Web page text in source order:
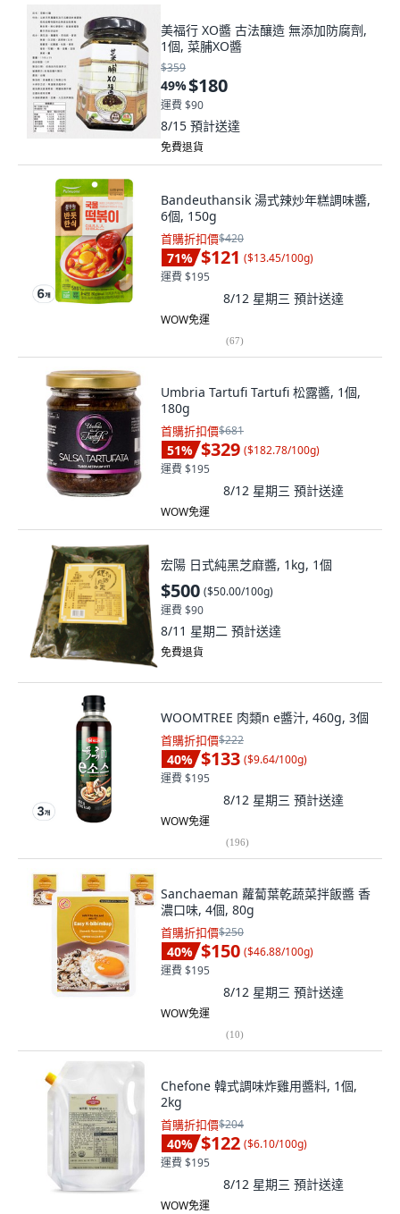
美福行 XO醬 古法釀造 無添加防腐劑,
1個, 菜脯XO醬
$359
49%$180
運費 $90
8/15 預計送達
免費退貨
Bandeuthansik 湯式辣炒年糕調味醬,
6個, 150g
首購折扣價$420
71% $121 ($13.45/100g)
運費 $195
8/12 星期三 預計送達
WOW免運
(67)
Umbria Tartufi Tartufi 松露醬, 1個,
180g
首購折扣價$681
51% $329 ($182.78/100g)
運費 $195
8/12 星期三 預計送達
WOW免運
宏陽 日式純黑芝麻醬, 1kg, 1個
$500 ($50.00/100g)
運費 $90
8/11 星期二 預計送達
免費退貨
WOOMTREE 肉類n e醬汁, 460g, 3個
首購折扣價$222
40% $133 ($9.64/100g)
運費 $195
8/12 星期三 預計送達
WOW免運
(196)
Sanchaeman 蘿蔔葉乾蔬菜拌飯醬 香
濃口味, 4個, 80g
首購折扣價$250
40% $150 ($46.88/100g)
運費 $195
8/12 星期三 預計送達
WOW免運
(10)
Chefone 韓式調味炸雞用醬料, 1個,
2kg
首購折扣價$204
40% $122 ($6.10/100g)
運費 $195
8/12 星期三 預計送達
WOW免運